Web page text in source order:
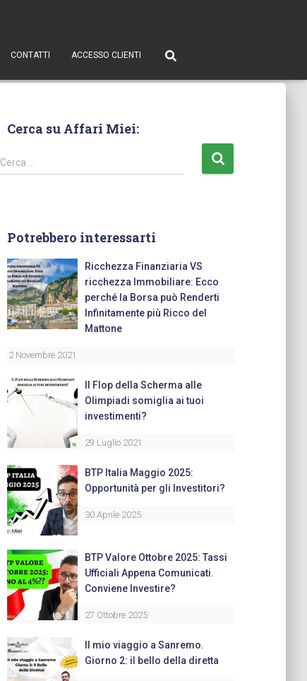
CONTATTI ACCESSO CLIENTI
Cerca su Affari Miei:
Cerca …
Potrebbero interessarti
Ricchezza Finanziaria VS
ricchezza Immobiliare: Ecco
perché la Borsa può Renderti
Infinitamente più Ricco del
Mattone
2 Novembre 2021
Il Flop della Scherma alle
Olimpiadi somiglia ai tuoi
investimenti?
29 Luglio 2021
BTP Italia Maggio 2025:
Opportunità per gli Investitori?
30 Aprile 2025
BTP Valore Ottobre 2025: Tassi
Ufficiali Appena Comunicati.
Conviene Investire?
27 Ottobre 2025
Il mio viaggio a Sanremo.
Giorno 2: il bello della diretta